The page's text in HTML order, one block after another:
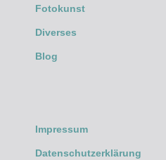
Fotokunst
Diverses
Blog
Impressum
Datenschutzerklärung